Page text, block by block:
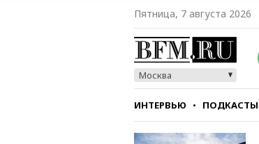
Пятница, 7 августа 2026
Москва
ИНТЕРВЬЮ ПОДКАСТЫ
СТИЛЬ ТЕСТЫ